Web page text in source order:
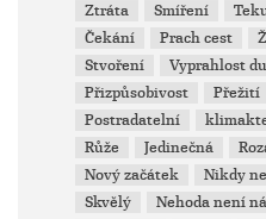
Ztráta
Smíření
Čekání
Prach cest
Stvoření
Vyprahlost
Přizpůsobivost
Přežití
Postradatelní
Růže
Jedinečná
Nový začátek
Nikdy
Skvělý
Nehoda není